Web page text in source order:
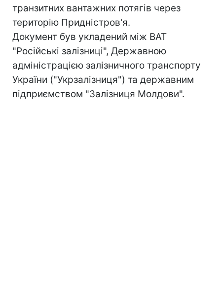
транзитних вантажних потягів через
територію Придністров'я.
Документ був укладений між ВАТ
"Російські залізниці", Державною
адміністрацією залізничного транспорту
України ("Укрзалізниця") та державним
підприємством "Залізниця Молдови".